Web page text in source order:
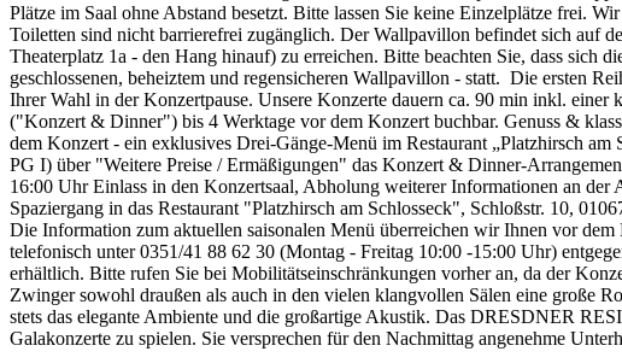
Plätze im Saal ohne Abstand besetzt. Bitte lassen Sie keine Einzelplätze frei.
Toiletten sind nicht barrierefrei zugänglich. Der Wallpavillon befindet sich auf
Theaterplatz 1a - den Hang hinauf) zu erreichen. Bitte beachten Sie, dass sich
geschlossenen, beheiztem und regensicheren Wallpavillon - statt. Die ersten
Ihrer Wahl in der Konzertpause. Unsere Konzerte dauern ca. 90 min inkl.
("Konzert & Dinner") bis 4 Werktage vor dem Konzert buchbar. Genuss &
dem Konzert - ein exklusives Drei-Gänge-Menü im Restaurant „Platzhirsch
PG I) über "Weitere Preise / Ermäßigungen" das Konzert & Dinner-
16:00 Uhr Einlass in den Konzertsaal, Abholung weiterer Informationen an
Spaziergang in das Restaurant "Platzhirsch am Schlosseck", Schloßstr. 10,
Die Information zum aktuellen saisonalen Menü überreichen wir Ihnen vor
telefonisch unter 0351/41 88 62 30 (Montag - Freitag 10:00 -15:00 Uhr)
erhältlich. Bitte rufen Sie bei Mobilitätseinschränkungen vorher an, da der
Zwinger sowohl draußen als auch in den vielen klangvollen Sälen eine große
stets das elegante Ambiente und die großartige Akustik. Das DRESDNER
Galakonzerte zu spielen. Sie versprechen für den Nachmittag angenehme